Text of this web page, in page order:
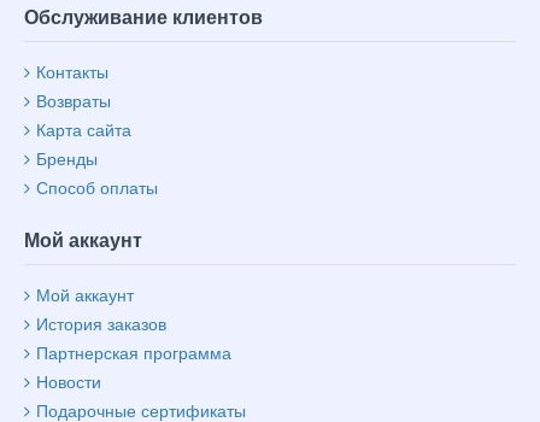
Обслуживание клиентов
Контакты
Возвраты
Карта сайта
Бренды
Способ оплаты
Мой аккаунт
Мой аккаунт
История заказов
Партнерская программа
Новости
Подарочные сертификаты